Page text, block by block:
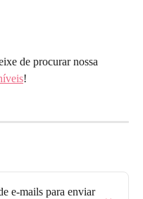
de procurar nossa
!
e-mails para enviar